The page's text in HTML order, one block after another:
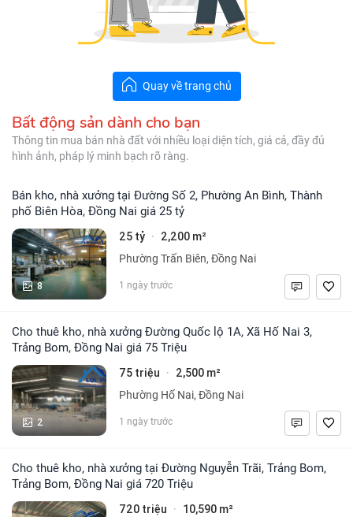
Quay về trang chủ
Bất động sản dành cho bạn
Thông tin mua bán nhà đất với nhiều loại diện tích, giá cả, đầy đủ
hình ảnh, pháp lý minh bạch rõ ràng.
Bán kho, nhà xưởng tại Đường Số 2, Phường An Bình, Thành
phố Biên Hòa, Đồng Nai giá 25 tỷ
8
25 tỷ · 2,200 m²
Phường Trấn Biên, Đồng Nai
1 ngày trước
Cho thuê kho, nhà xưởng Đường Quốc lộ 1A, Xã Hố Nai 3,
Trảng Bom, Đồng Nai giá 75 Triệu
2
75 triệu · 2,500 m²
Phường Hố Nai, Đồng Nai
1 ngày trước
Cho thuê kho, nhà xưởng tại Đường Nguyễn Trãi, Trảng Bom,
Trảng Bom, Đồng Nai giá 720 Triệu
720 triệu · 10,590 m²